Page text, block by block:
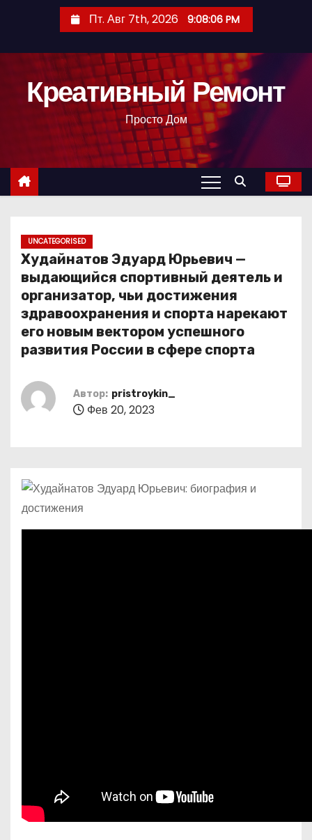
с
Пт. Авг 7th, 2026 9:08:07 PM
Креативный Ремонт
Просто Дом
UNCATEGORISED
Худайнатов Эдуард Юрьевич —
выдающийся спортивный деятель и
организатор, чьи достижения
здравоохранения и спорта нарекают
его новым вектором успешного
развития России в сфере спорта
Автор: pristroykin_
Фев 20, 2023